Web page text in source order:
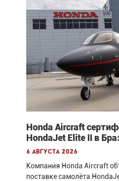
Honda Aircraft
HondaJet Elite II в
6 августа 2026
Компания Honda Aircraft
поставке самолёта